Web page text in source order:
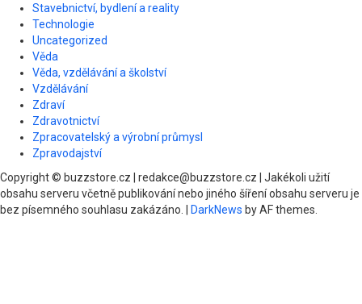
Stavebnictví, bydlení a reality
Technologie
Uncategorized
Věda
Věda, vzdělávání a školství
Vzdělávání
Zdraví
Zdravotnictví
Zpracovatelský a výrobní průmysl
Zpravodajství
Copyright © buzzstore.cz | redakce@buzzstore.cz | Jakékoli užití
obsahu serveru včetně publikování nebo jiného šíření obsahu serveru je
bez písemného souhlasu zakázáno.
DarkNews by AF themes.